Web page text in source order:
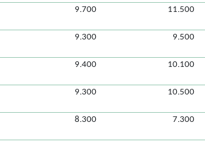
9.700 11.500
9.300 9.500
9.400 10.100
9.300 10.500
8.300 7.300